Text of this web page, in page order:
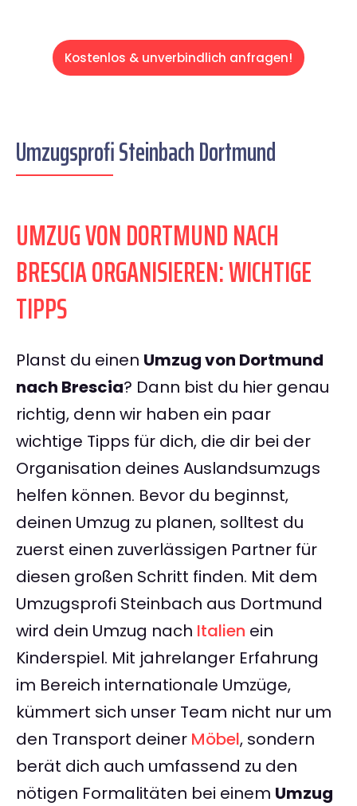
Kostenlos & unverbindlich anfragen!
Umzugsprofi Steinbach Dortmund
UMZUG VON DORTMUND NACH
BRESCIA ORGANISIEREN: WICHTIGE
TIPPS
Planst du einen Umzug von Dortmund
nach Brescia? Dann bist du hier genau
richtig, denn wir haben ein paar
wichtige Tipps für dich, die dir bei der
Organisation deines Auslandsumzugs
helfen können. Bevor du beginnst,
deinen Umzug zu planen, solltest du
zuerst einen zuverlässigen Partner für
diesen großen Schritt finden. Mit dem
Umzugsprofi Steinbach aus Dortmund
wird dein Umzug nach Italien ein
Kinderspiel. Mit jahrelanger Erfahrung
im Bereich internationale Umzüge,
kümmert sich unser Team nicht nur um
den Transport deiner Möbel, sondern
berät dich auch umfassend zu den
nötigen Formalitäten bei einem Umzug